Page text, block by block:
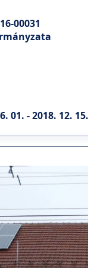
00031
01. - 2018. 12. 15.